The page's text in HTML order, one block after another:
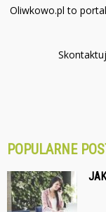
Oliwkowo.pl to
POPULARNE